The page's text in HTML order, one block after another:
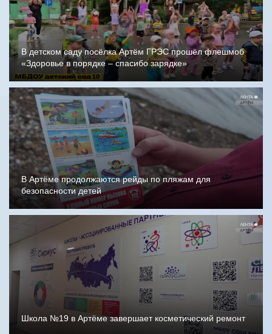
В детском саду посёлка Артём ГРЭС прошёл флешмоб
«Здоровье в порядке – спасибо зарядке»
В Артёме продолжаются рейды по пляжам для
безопасности детей
Школа №19 в Артёме завершает косметический ремонт